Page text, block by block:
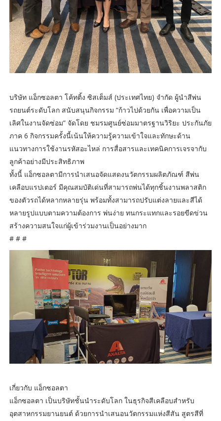
บริษัท แอ็กซอลตา โค้ทติ้ง ซิสเต็มส์ (ประเทศไทย) จำกัด ผู้นำสีพ่น
รถยนต์ระดับโลก สนับสนุนกิจกรรม “ก้าวไปด้วยกัน เพื่อความเป็น
เลิศในงานจัดซ่อม” จัดโดย ชมรมศูนย์ซ่อมมาตรฐานวิริยะ ประกันภัย
ภาค 6 กิจกรรมครั้งนี้เน้นให้ความรู้ความเข้าใจและทักษะด้าน
แนวทางการใช้งานรหัสอะไหล่ การสื่อสารและเทคนิคการเจรจากับ
ลูกค้าอย่างมีประสิทธิภาพ
ทั้งนี้ แอ็กซอลตามีการนำเสนอจัดแสดงนวัตกรรมผลิตภัณฑ์ สีพ่น
เคลือบแรปเตอร์ มีคุณสมบัติเด่นที่สามารถพ่นได้ทุกชิ้นงานพลาสติก
ของตัวรถได้หลากหลายรุ่น พร้อมทั้งสามารถปรับแต่งลายและสีได้
หลายรูปแบบตามความต้องการ พ่นง่าย ทนกระแทกและรอยขีดข่วน
สร้างความสนใจแก่ผู้เข้าร่วมงานเป็นอย่างมาก
# # #
เกี่ยวกับ แอ็กซอลตา
แอ็กซอลตา เป็นบริษัทชั้นนำระดับโลก ในธุรกิจสีเคลือบสำหรับ
อุตสาหกรรมยานยนต์ ด้วยการนำเสนอนวัตกรรมแห่งสีสัน สูตรสีที่